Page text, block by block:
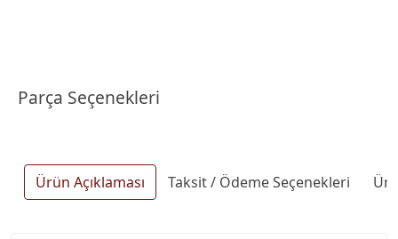
Parça Seçenekleri
Ürün Açıklaması Taksit / Ödeme Seçenekleri